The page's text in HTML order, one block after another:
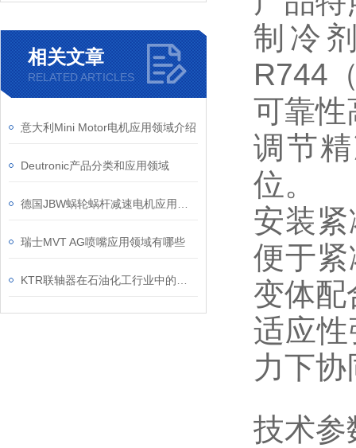
相关文章
RELATED ARTICLES
意大利Mini Motor电机应用领域介绍
Deutronic产品分类和应用领域
瑞士MVT AG喷嘴应用领域有哪些
制冷
R744
可靠性
调节
位。
安装
便于
变体配
适应
力下
技术参